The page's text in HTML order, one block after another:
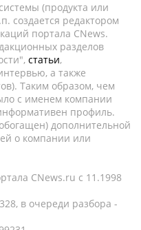
(продукта или
создается редактором
портала CNews.
разделов
статьи,
а также
Таким образом, чем
с именем компании
профиль.
дополнительной
о компании или
CNews.ru c 11.1998
в очереди разбора -